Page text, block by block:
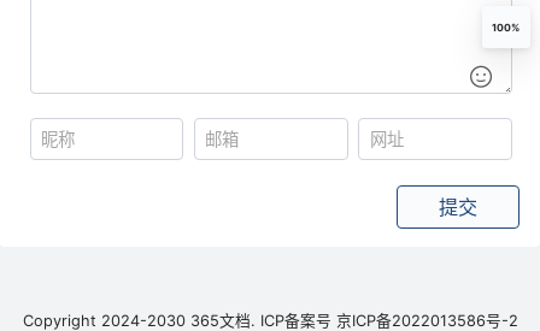
提交
100%
Copyright 2024-2030 365文档. ICP备案号 京ICP备2022013586号-2